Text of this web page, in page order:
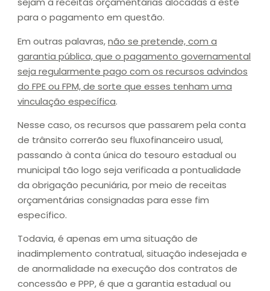
para o pagamento em questão.
Em outras palavras,não se pretende, com a
garantia pública, que o pagamento governamental
seja regularmente pago com os recursos advindos
do FPE ou FPM, de sorte que esses tenham uma
vinculação específica.
Nesse caso, os recursos que passarem pela conta
de trânsito correrão seu fluxofinanceiro usual,
passando à conta única do tesouro estadual ou
municipal tão logo seja verificada a pontualidade
da obrigação pecuniária, por meio de receitas
orçamentárias consignadas para esse fim
específico.
Todavia, é apenas em uma situação de
inadimplemento contratual, situação indesejada e
de anormalidade na execução dos contratos de
concessão e PPP, é que a garantia estadual ou